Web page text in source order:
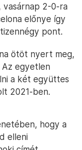
vasárnap 2-0-ra
előnye így
pont.
ötöt nyert meg,
Az egyetlen
a két együttes
2021-ben.
hogy a
elleni